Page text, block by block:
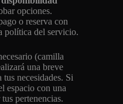
opciones.
o reserva con
política del servicio.
(camilla
una breve
necesidades. Si
espacio con una
pertenencias.